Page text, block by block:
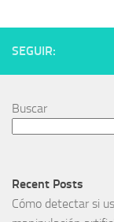
SEGUIR:
Buscar
Recent Posts
Cómo detectar si